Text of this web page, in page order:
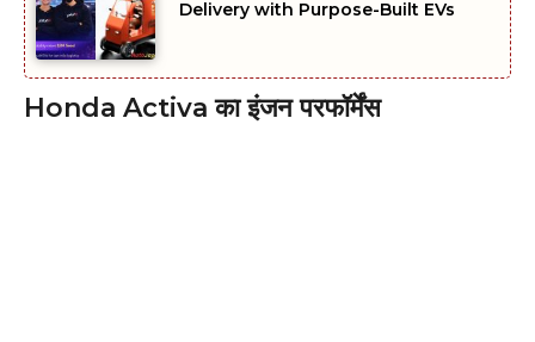
Delivery with Purpose-Built EVs
Honda Activa का इंजन परफॉर्मेंस